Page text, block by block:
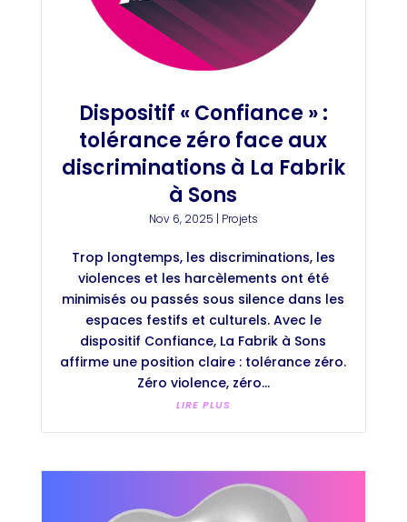
Dispositif « Confiance » :
tolérance zéro face aux
discriminations à La Fabrik
à Sons
Nov 6, 2025 | Projets
Trop longtemps, les discriminations, les
violences et les harcèlements ont été
minimisés ou passés sous silence dans les
espaces festifs et culturels. Avec le
dispositif Confiance, La Fabrik à Sons
affirme une position claire : tolérance zéro.
Zéro violence, zéro...
LIRE PLUS